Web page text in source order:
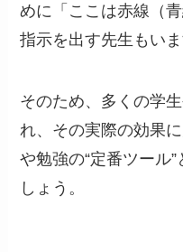
めに「ここは赤線（
指示を出す先生もい
そのため、多くの学
れ、その実際の効果
や勉強の“定番ツール
しょう。